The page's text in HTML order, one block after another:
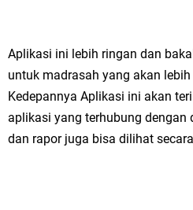
Aplikasi ini lebih ringan dan
untuk madrasah yang akan
Kedepannya Aplikasi ini akan
aplikasi yang terhubung dengan
dan rapor juga bisa dilihat